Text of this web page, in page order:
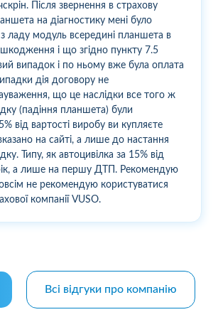
Після звернення в страхову
на діагностику мені було
ладу модуль всередині планшета в
і що згідно пункту 7.5
випадок і по ньому вже була оплата
дія договору не
що це наслідки все того ж
(падіння планшета) були
від вартості виробу ви купляєте
на сайті, а лише до настання
Типу, як автоцивілка за 15% від
а лише на першу ДТП. Рекомендую
не рекомендую користуватися
компанії VUSO.
Всі відгуки про компанію